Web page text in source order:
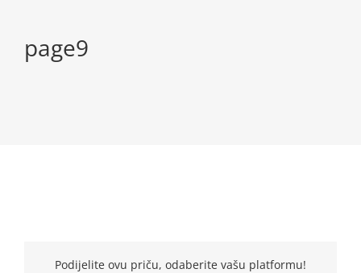
page9
Podijelite ovu priču, odaberite vašu platformu!